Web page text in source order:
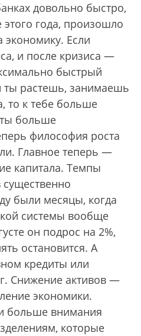
довольно быстро,
этого года, произошло
экономику. Если
и после кризиса —
быстрый
ты растешь, занимаешь
к тебе больше
больше
философия роста
Главное теперь —
капитала. Темпы
существенно
были месяцы, когда
системы вообще
он подрос на 2%,
остановится. А
кредиты или
Снижение активов —
экономики.
больше внимания
которые